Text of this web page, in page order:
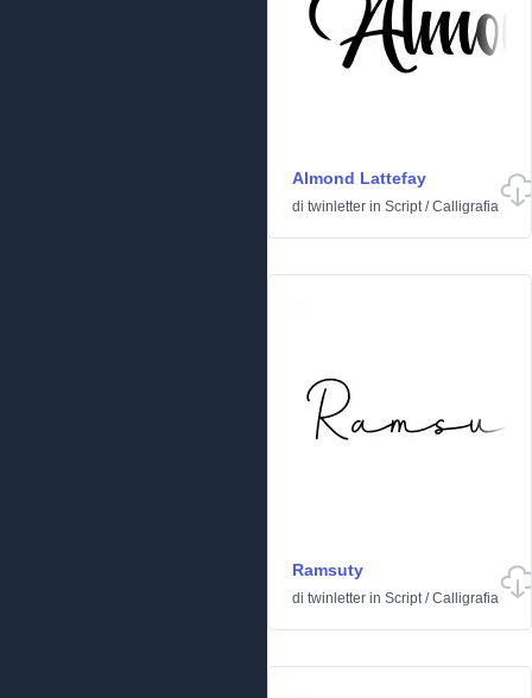
Almond Lattefay
di twinletter in Script/Calligrafia
Ramsuty
di twinletter in Script/Calligrafia